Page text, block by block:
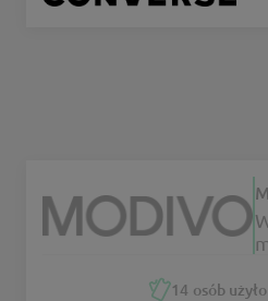
14 osób użyło